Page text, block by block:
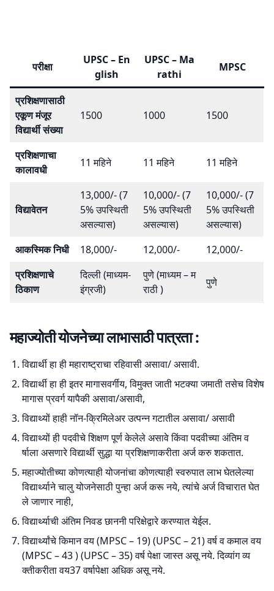
परीक्षा
UPSC – En
glish
UPSC – Ma
rathi
MPSC
प्रशिक्षणासाठी
एकूण मंजूर
विद्यार्थी संख्या
1500 1000 1500
प्रशिक्षणाचा
कालावधी
11 महिने 11 महिने 11 महिने
विद्यावेतन
13,000/- (7
5% उपस्थिती
असल्यास)
10,000/- (7
5% उपस्थिती
असल्यास)
10,000/- (7
5% उपस्थिती
असल्यास)
आकस्मिक निधी
18,000/- 12,000/-
12,000/-
प्रशिक्षणाचे
ठिकाण
दिल्ली (माध्यम-
इंग्रजी)
पुणे (माध्यम – म
राठी )
पुणे
महाज्योती योजनेच्या लाभासाठी पात्रता :
विद्यार्थी हा ही महाराष्ट्राचा रहिवासी असावा/ असावी.
विद्यार्थी हा ही इतर मागासवर्गीय, विमुक्त जाती भटक्या जमाती तसेच विशेष
मागास प्रवर्ग यापैकी असावा/असावी,
विद्याथ्यों हाही नॉन-क्रिमिलेअर उत्पन्न गटातील असावा/ असावी
विद्याथ्यों ही पदवीचे शिक्षण पूर्ण केलेले असावे किंवा पदवीच्या अंतिम व
र्षाला असणारे विद्यार्थी सुद्धा या प्रशिक्षणाकरीता अर्ज करु शकतात.
महाज्योतीच्या कोणत्याही योजनांचा कोणत्याही स्वरुपात लाभ घेतलेल्या
विद्यार्थ्याने चालु योजनेसाठी पुन्हा अर्ज करू नये, त्यांचे अर्ज विचारात घेत
ले जाणार नाही,
विद्यार्थ्याची अंतिम निवड छाननी परिक्षेद्वारे करण्यात येईल.
विद्यार्थ्यांचे किमान वय (MPSC – 19) (UPSC – 21) वर्ष व कमाल वय
(MPSC – 43 ) (UPSC – 35) वर्ष पेक्षा जास्त असू नये. दिव्यांग व्य
क्तीकरीता वय37 वर्षापेक्षा अधिक असू नये.